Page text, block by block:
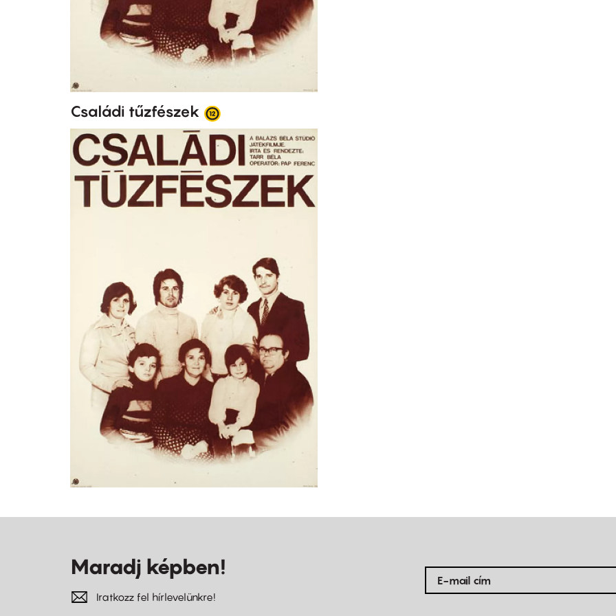
Családi tűzfészek
Maradj képben!
Iratkozz fel hírlevelünkre!